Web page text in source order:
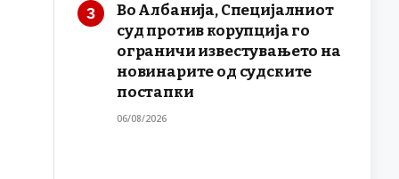
Во Албанија, Специјалниот
суд против корупција го
ограничи известувањето на
новинарите од судските
постапки
06/08/2026